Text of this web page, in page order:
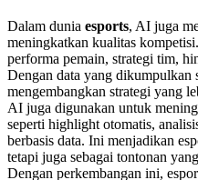
Dalam dunia esports, AI juga
meningkatkan kualitas
performa pemain, strategi tim,
Dengan data yang dikumpulkan
mengembangkan strategi yang
AI juga digunakan untuk
seperti highlight otomatis,
berbasis data. Ini menjadikan
tetapi juga sebagai tontonan
Dengan perkembangan ini,